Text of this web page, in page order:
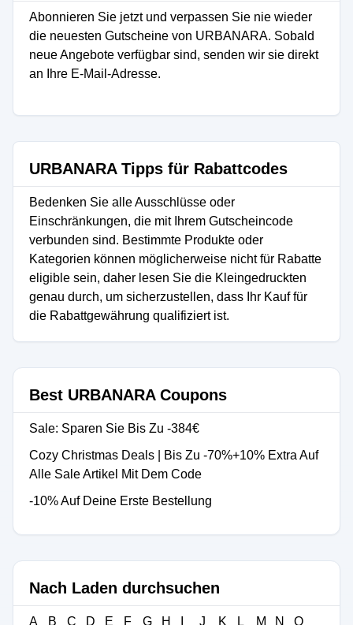
Abonnieren Sie jetzt und verpassen Sie nie wieder
die neuesten Gutscheine von URBANARA. Sobald
neue Angebote verfügbar sind, senden wir sie direkt
an Ihre E-Mail-Adresse.
URBANARA Tipps für Rabattcodes
Bedenken Sie alle Ausschlüsse oder
Einschränkungen, die mit Ihrem Gutscheincode
verbunden sind. Bestimmte Produkte oder
Kategorien können möglicherweise nicht für Rabatte
eligible sein, daher lesen Sie die Kleingedruckten
genau durch, um sicherzustellen, dass Ihr Kauf für
die Rabattgewährung qualifiziert ist.
Best URBANARA Coupons
Sale: Sparen Sie Bis Zu -384€
Cozy Christmas Deals | Bis Zu -70%+10% Extra Auf
Alle Sale Artikel Mit Dem Code
-10% Auf Deine Erste Bestellung
Nach Laden durchsuchen
A B C D E F G H J K L M N O